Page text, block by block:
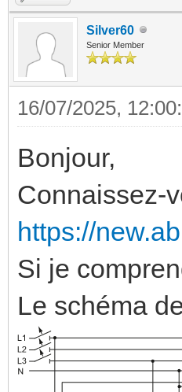
Silver60
Senior Member
16/07/2025,
Bonjour,
Connaissez-
https://
Si je
Le schéma